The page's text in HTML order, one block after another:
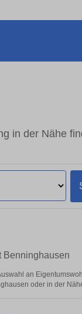
in der Nähe
Benninghausen
an
oder in der